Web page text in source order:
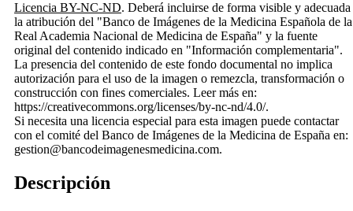
Licencia BY-NC-ND. Deberá incluirse de forma visible y adecuada
la atribución del "Banco de Imágenes de la Medicina Española de la
Real Academia Nacional de Medicina de España" y la fuente
original del contenido indicado en "Información complementaria".
La presencia del contenido de este fondo documental no implica
autorización para el uso de la imagen o remezcla, transformación o
construcción con fines comerciales. Leer más en:
https://creativecommons.org/licenses/by-nc-nd/4.0/.
Si necesita una licencia especial para esta imagen puede contactar
con el comité del Banco de Imágenes de la Medicina de España en:
gestion@bancodeimagenesmedicina.com.
Descripción